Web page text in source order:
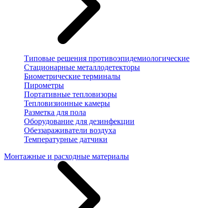
Типовые решения противоэпидемиологические
Стационарные металлодетекторы
Биометрические терминалы
Пирометры
Портативные тепловизоры
Тепловизионные камеры
Разметка для пола
Оборудование для дезинфекции
Обеззараживатели воздуха
Температурные датчики
Монтажные и расходные материалы